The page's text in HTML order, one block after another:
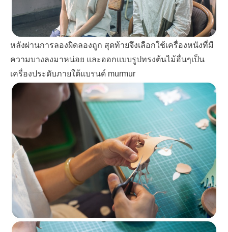
หลังผ่านการลองผิดลองถูก สุดท้ายจึงเลือกใช้เครื่องหนังที่มี
ความบางลงมาหน่อย และออกแบบรูปทรงต้นไม้อื่นๆเป็น
เครื่องประดับภายใต้แบรนด์ murmur